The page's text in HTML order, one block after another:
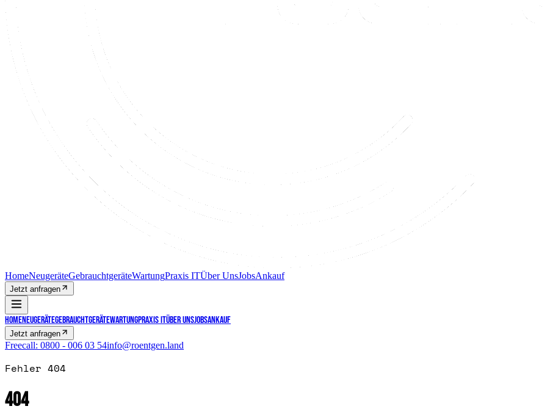
HomeNeugeräteGebrauchtgeräteWartungPraxis ITÜber UnsJobsAnkauf
Jetzt anfragen
HomeNeugeräteGebrauchtgeräteWartungPraxis ITÜber UnsJobsAnkauf
Jetzt anfragen
Freecall: 0800 - 006 03 54info@roentgen.land
Fehler 404
404